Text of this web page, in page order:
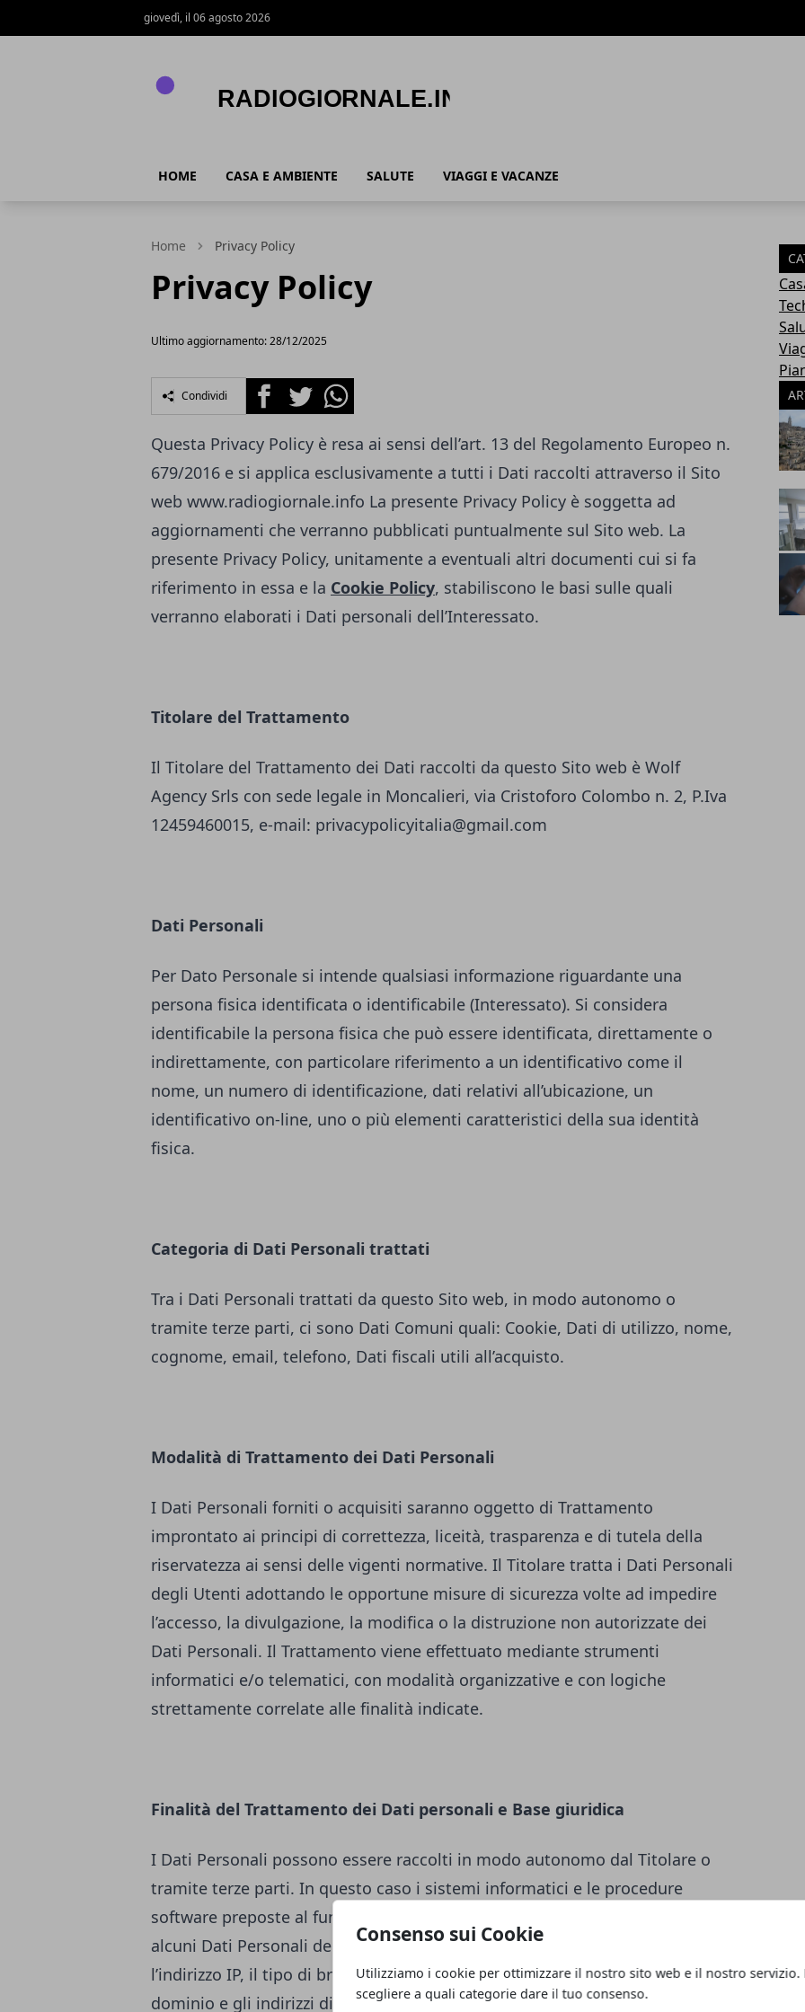
Consenso sui Cookie
Utilizziamo i cookie per ottimizzare il nostro sito web e il nostro servizio.
scegliere a quali categorie dare il tuo consenso.
giovedì, il 06 agosto 2026
HOME CASA E AMBIENTE SALUTE VIAGGI E VACANZE
Home Privacy Policy
Privacy Policy
Ultimo aggiornamento: 28/12/2025
Condividi FacebookTwitterWhatsapp
Questa Privacy Policy è resa ai sensi dell’art. 13 del Regolamento Europeo n.
679/2016 e si applica esclusivamente a tutti i Dati raccolti attraverso il Sito
web www.radiogiornale.info La presente Privacy Policy è soggetta ad
aggiornamenti che verranno pubblicati puntualmente sul Sito web. La
presente Privacy Policy, unitamente a eventuali altri documenti cui si fa
riferimento in essa e la Cookie Policy, stabiliscono le basi sulle quali
verranno elaborati i Dati personali dell’Interessato.
Titolare del Trattamento
Il Titolare del Trattamento dei Dati raccolti da questo Sito web è Wolf
Agency Srls con sede legale in Moncalieri, via Cristoforo Colombo n. 2, P.Iva
12459460015, e-mail: privacypolicyitalia@gmail.com
Dati Personali
Per Dato Personale si intende qualsiasi informazione riguardante una
persona fisica identificata o identificabile (Interessato). Si considera
identificabile la persona fisica che può essere identificata, direttamente o
indirettamente, con particolare riferimento a un identificativo come il
nome, un numero di identificazione, dati relativi all’ubicazione, un
identificativo on-line, uno o più elementi caratteristici della sua identità
fisica.
Categoria di Dati Personali trattati
Tra i Dati Personali trattati da questo Sito web, in modo autonomo o
tramite terze parti, ci sono Dati Comuni quali: Cookie, Dati di utilizzo, nome,
cognome, email, telefono, Dati fiscali utili all’acquisto.
Modalità di Trattamento dei Dati Personali
I Dati Personali forniti o acquisiti saranno oggetto di Trattamento
improntato ai principi di correttezza, liceità, trasparenza e di tutela della
riservatezza ai sensi delle vigenti normative. Il Titolare tratta i Dati Personali
degli Utenti adottando le opportune misure di sicurezza volte ad impedire
l’accesso, la divulgazione, la modifica o la distruzione non autorizzate dei
Dati Personali. Il Trattamento viene effettuato mediante strumenti
informatici e/o telematici, con modalità organizzative e con logiche
strettamente correlate alle finalità indicate.
Finalità del Trattamento dei Dati personali e Base giuridica
I Dati Personali possono essere raccolti in modo autonomo dal Titolare o
tramite terze parti. In questo caso i sistemi informatici e le procedure
software preposte al funzionamento del presente Sito web acquisiscono
alcuni Dati Personali degli Utenti, di carattere tecnico-informatico (ad es.
l’indirizzo IP, il tipo di browser utilizzato, il sistema operativo, il nome di
dominio e gli indirizzi di siti web dai quali è stato effettuato l’accesso o